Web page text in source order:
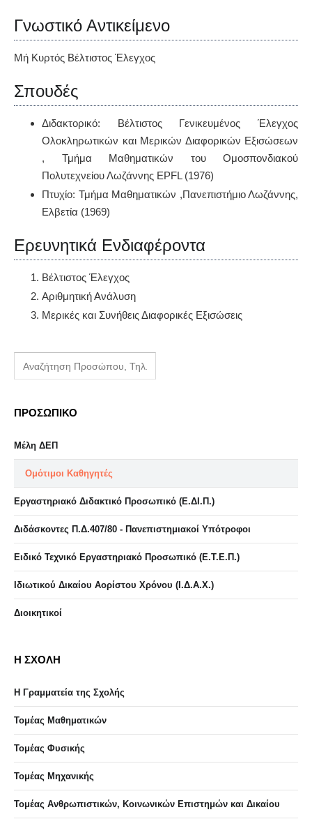
Γνωστικό Αντικείμενο
Μή Κυρτός Βέλτιστος Έλεγχος
Σπουδές
Διδακτορικό: Βέλτιστος Γενικευμένος Έλεγχος
Ολοκληρωτικών και Μερικών Διαφορικών Εξισώσεων
, Τμήμα Μαθηματικών του Ομοσπονδιακού
Πολυτεχνείου Λωζάννης EPFL (1976)
Πτυχίο: Τμήμα Μαθηματικών ,Πανεπιστήμιο Λωζάννης,
Ελβετία (1969)
Ερευνητικά Ενδιαφέροντα
Βέλτιστος Έλεγχος
Αριθμητική Ανάλυση
Μερικές και Συνήθεις Διαφορικές Εξισώσεις
ΠΡΟΣΩΠΙΚΟ
Μέλη ΔΕΠ
Ομότιμοι Καθηγητές
Εργαστηριακό Διδακτικό Προσωπικό (Ε.ΔΙ.Π.)
Διδάσκοντες Π.Δ.407/80 - Πανεπιστημιακοί Υπότροφοι
Ειδικό Τεχνικό Εργαστηριακό Προσωπικό (Ε.Τ.Ε.Π.)
Ιδιωτικού Δικαίου Αορίστου Χρόνου (Ι.Δ.Α.Χ.)
Διοικητικοί
Η ΣΧΟΛΗ
Η Γραμματεία της Σχολής
Τομέας Μαθηματικών
Τομέας Φυσικής
Τομέας Μηχανικής
Τομέας Ανθρωπιστικών, Κοινωνικών Επιστημών και Δικαίου